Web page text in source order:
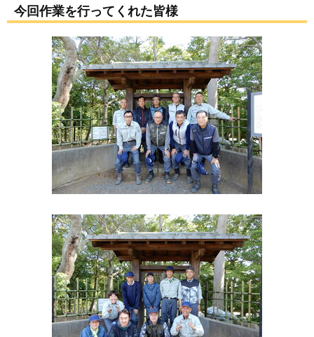
今回作業を行ってくれた皆様